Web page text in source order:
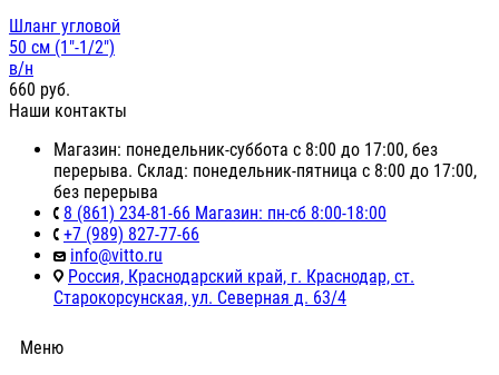
Шланг угловой
50 см (1"-1/2")
в/н
660 руб.
Наши контакты
Магазин: понедельник-суббота с 8:00 до 17:00, без
перерыва. Склад: понедельник-пятница с 8:00 до 17:00,
без перерыва
8 (861) 234-81-66 Магазин: пн-сб 8:00-18:00
+7 (989) 827-77-66
info@vitto.ru
Россия, Краснодарский край, г. Краснодар, ст.
Старокорсунская, ул. Северная д. 63/4
Меню